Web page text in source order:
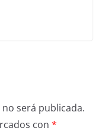
será publicada.
con *